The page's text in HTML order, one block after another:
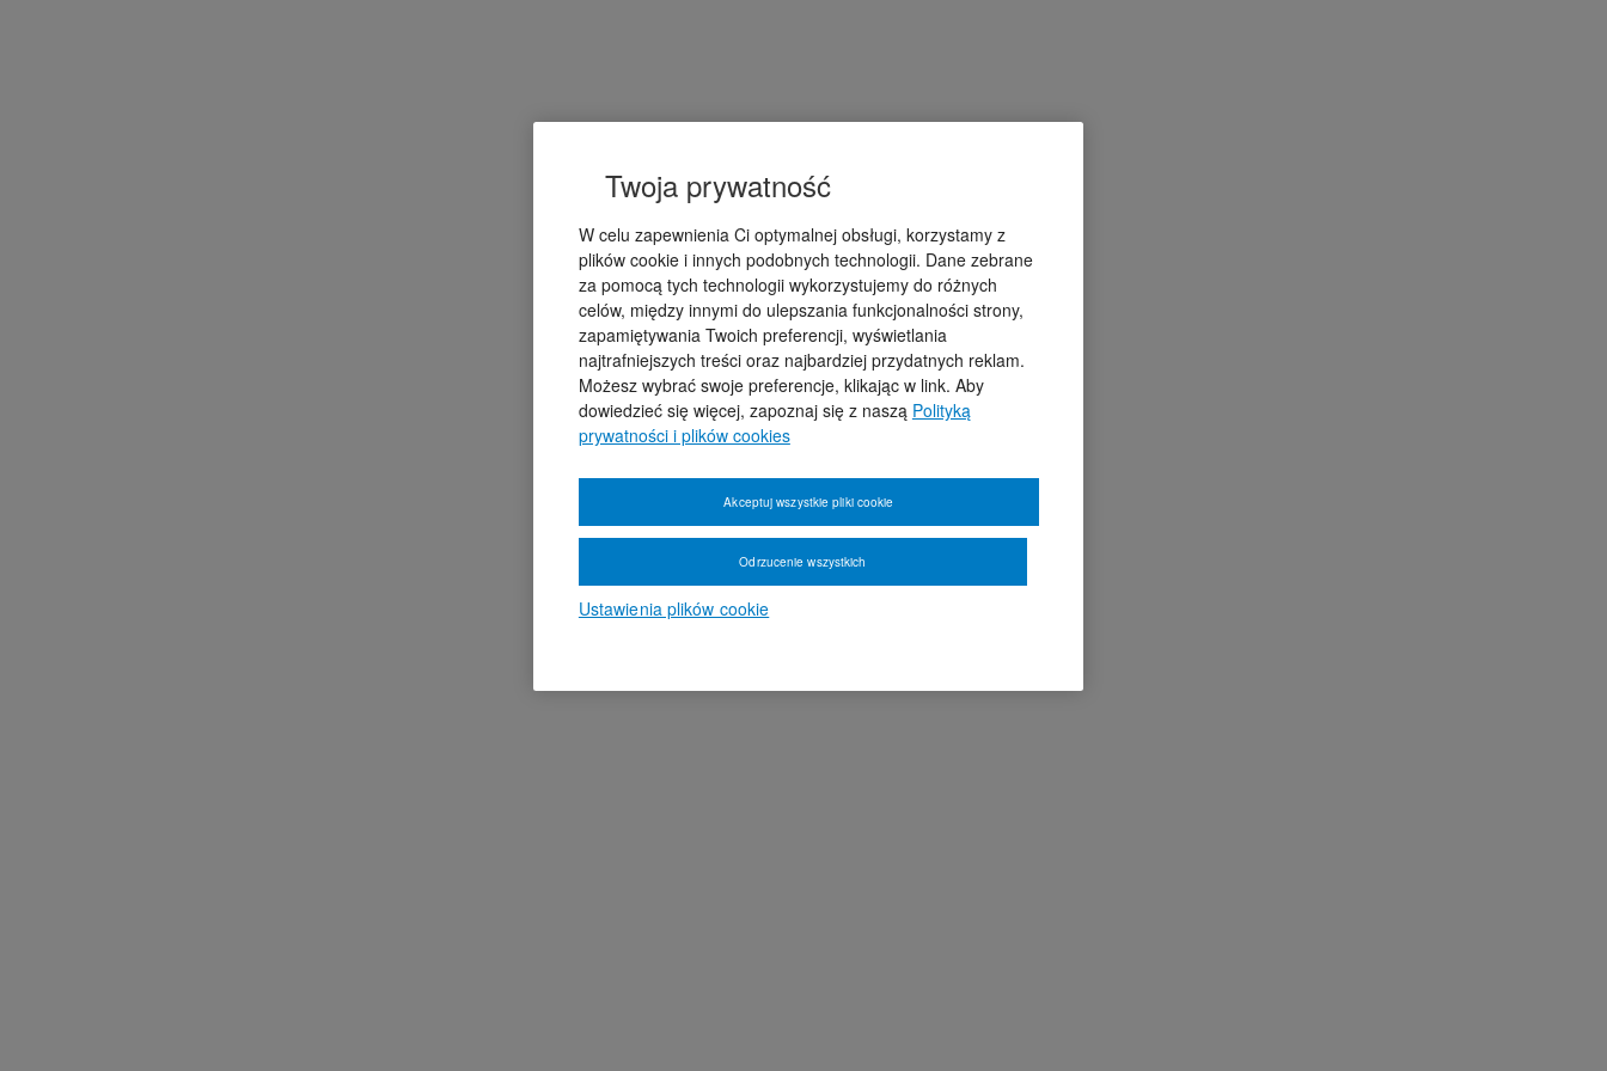
Twoja prywatność
W celu zapewnienia Ci optymalnej obsługi, korzystamy z
plików cookie i innych podobnych technologii. Dane zebrane
za pomocą tych technologii wykorzystujemy do różnych
celów, między innymi do ulepszania funkcjonalności strony,
zapamiętywania Twoich preferencji, wyświetlania
najtrafniejszych treści oraz najbardziej przydatnych reklam.
Możesz wybrać swoje preferencje, klikając w link. Aby
dowiedzieć się więcej, zapoznaj się z naszą Polityką
prywatności i plików cookies
Ustawienia plików cookie
Odrzucenie wszystkich
Akceptuj wszystkie pliki cookie